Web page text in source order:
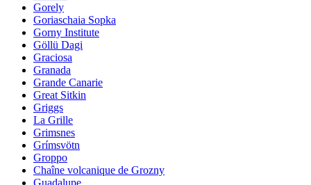
Gorely
Goriaschaia Sopka
Gorny Institute
Göllü Dagi
Graciosa
Granada
Grande Canarie
Great Sitkin
Griggs
La Grille
Grimsnes
Grímsvötn
Groppo
Chaîne volcanique de Grozny
Guadalupe